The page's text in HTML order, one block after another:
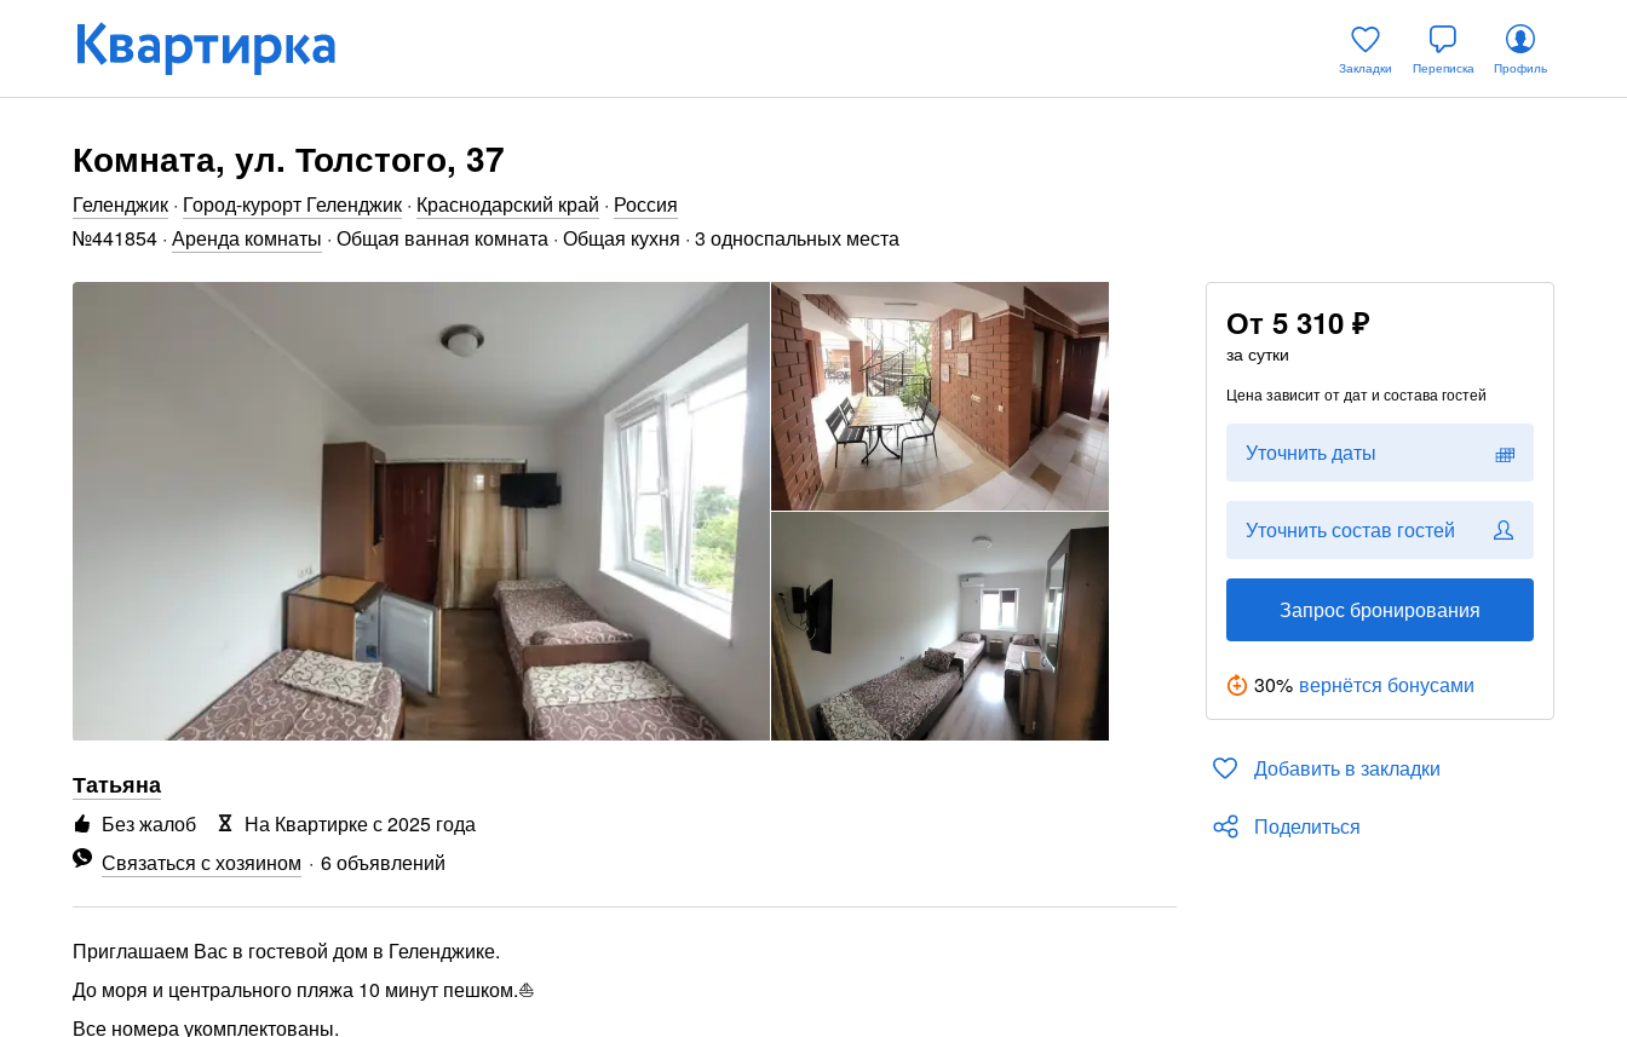
Закладки Переписка Профиль
Комната, ул. Толстого, 37
Геленджик · Город-курорт Геленджик · Краснодарский край · Россия
№441854 · Аренда комнаты · Общая ванная комната · Общая кухня · 3 односпальных места
От 5 310 ₽
за сутки
Цена зависит от дат и состава гостей
Уточнить даты
Уточнить состав гостей
Запрос бронирования
30% вернётся бонусами
Добавить в закладки
Поделиться
Татьяна
Связаться с хозяином 6 объявлений
Без жалоб На Квартирке с 2025 года
Приглашаем Вас в гостевой дом в Геленджике.
До моря и центрального пляжа 10 минут пешком.⛵
Все номера укомплектованы.